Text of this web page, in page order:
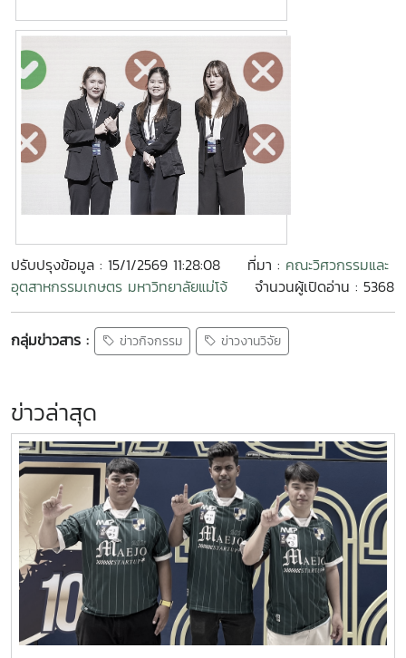
ปรับปรุงข้อมูล : 15/1/2569 11:28:08 ที่มา : คณะวิศวกรรมและ
อุตสาหกรรมเกษตร มหาวิทยาลัยแม่โจ้
จำนวนผู้เปิดอ่าน : 5368
กลุ่มข่าวสาร : ข่าวกิจกรรม ข่าวงานวิจัย
ข่าวล่าสุด